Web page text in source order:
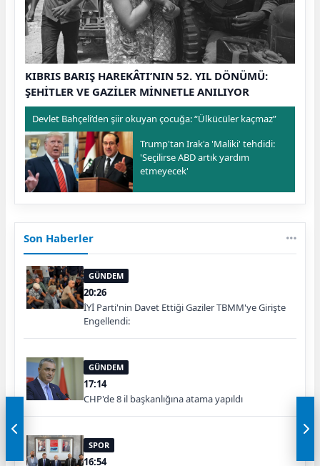
KIBRIS BARIŞ HAREKÂTI’NIN 52. YIL DÖNÜMÜ:
ŞEHİTLER VE GAZİLER MİNNETLE ANILIYOR
Devlet Bahçeli’den şiir okuyan çocuğa: “Ülkücüler kaçmaz”
Trump'tan Irak'a 'Maliki' tehdidi:
'Seçilirse ABD artık yardım
etmeyecek'
Son Haberler
GÜNDEM
20:26
İYİ Parti'nin Davet Ettiği Gaziler TBMM'ye Girişte
Engellendi:
GÜNDEM
17:14
CHP'de 8 il başkanlığına atama yapıldı
SPOR
16:54